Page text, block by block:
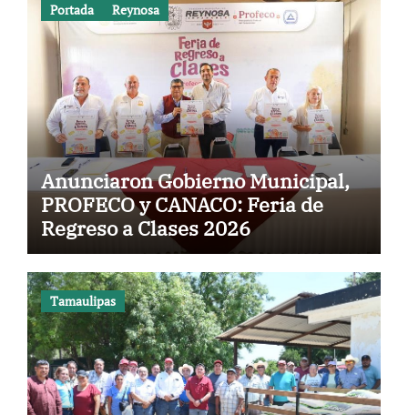
Portada Reynosa
Anunciaron Gobierno Municipal,
PROFECO y CANACO: Feria de
Regreso a Clases 2026
Tamaulipas